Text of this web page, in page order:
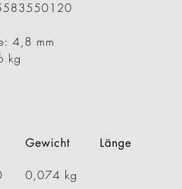
4,8 mm
kg
Gewicht Länge
0,074 kg